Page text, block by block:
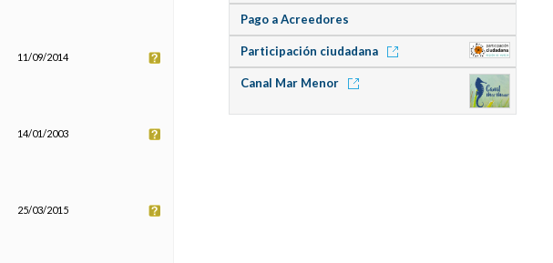
11/09/2014
14/01/2003
25/03/2015
Pago a Acreedores
Participación ciudadana
Canal Mar Menor